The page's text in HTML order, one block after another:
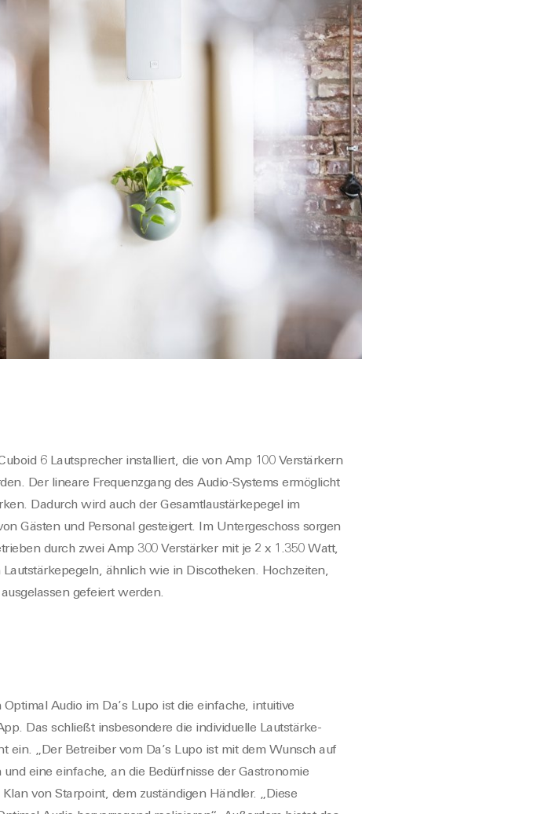
6 Lautsprecher installiert, die von Amp 100 Verstärkern
Der lineare Frequenzgang des Audio-Systems ermöglicht
Dadurch wird auch der Gesamtlaustärkepegel im
Gästen und Personal gesteigert. Im Untergeschoss sorgen
durch zwei Amp 300 Verstärker mit je 2 x 1.350 Watt,
ähnlich wie in Discotheken. Hochzeiten,
gefeiert werden.
Audio im Da’s Lupo ist die einfache, intuitive
Das schließt insbesondere die individuelle Lautstärke-
ein. „Der Betreiber vom Da’s Lupo ist mit dem Wunsch auf
eine einfache, an die Bedürfnisse der Gastronomie
von Starpoint, dem zuständigen Händler. „Diese